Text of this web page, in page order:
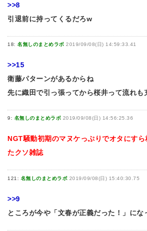
>>8
引退前に持ってくるだろw
18: 名無しのまとめラボ 2019/09/08(日) 14:59:33.41
>>15
衛藤パターンがあるからね
先に織田で引っ張ってから桜井って流れも
9: 名無しのまとめラボ 2019/09/08(日) 14:56:25.36
NGT騒動初期のマヌケっぷりでオタにす
たクソ雑誌
121: 名無しのまとめラボ 2019/09/08(日) 15:40:30.75
>>9
ところが今や「文春が正義だった！」にな